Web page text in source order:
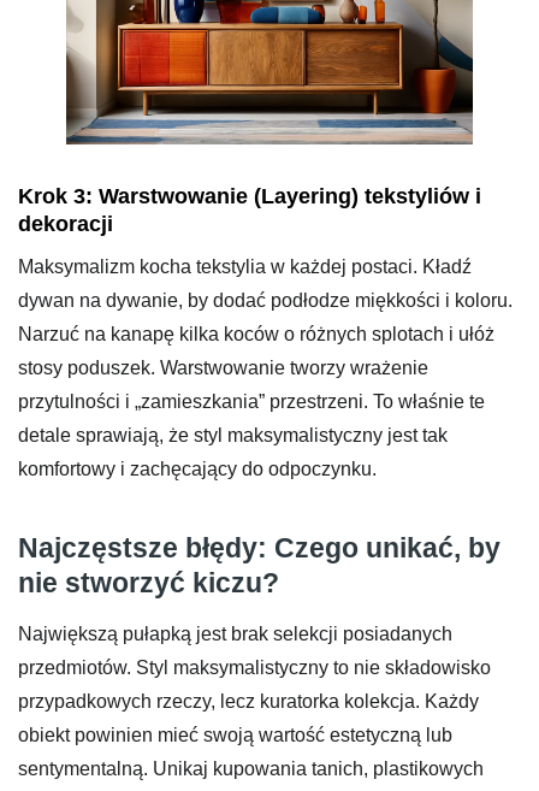
Krok 3: Warstwowanie (Layering) tekstyliów i
dekoracji
Maksymalizm kocha tekstylia w każdej postaci. Kładź
dywan na dywanie, by dodać podłodze miękkości i koloru.
Narzuć na kanapę kilka koców o różnych splotach i ułóż
stosy poduszek. Warstwowanie tworzy wrażenie
przytulności i „zamieszkania” przestrzeni. To właśnie te
detale sprawiają, że styl maksymalistyczny jest tak
komfortowy i zachęcający do odpoczynku.
Najczęstsze błędy: Czego unikać, by
nie stworzyć kiczu?
Największą pułapką jest brak selekcji posiadanych
przedmiotów. Styl maksymalistyczny to nie składowisko
przypadkowych rzeczy, lecz kuratorka kolekcja. Każdy
obiekt powinien mieć swoją wartość estetyczną lub
sentymentalną. Unikaj kupowania tanich, plastikowych